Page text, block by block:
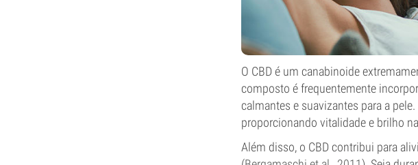
O CBD é um canabinoide
composto é frequentemente
calmantes e suavizantes para a
proporcionando vitalidade e brilho
Além disso, o CBD contribui para